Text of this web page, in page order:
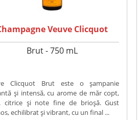
Veuve Clicquot
Brut - 750 mL
Clicquot Brut este o șampanie
și intensă, cu arome de măr copt,
citrice și note fine de brioșă. Gust
echilibrat și vibrant, cu un final ...